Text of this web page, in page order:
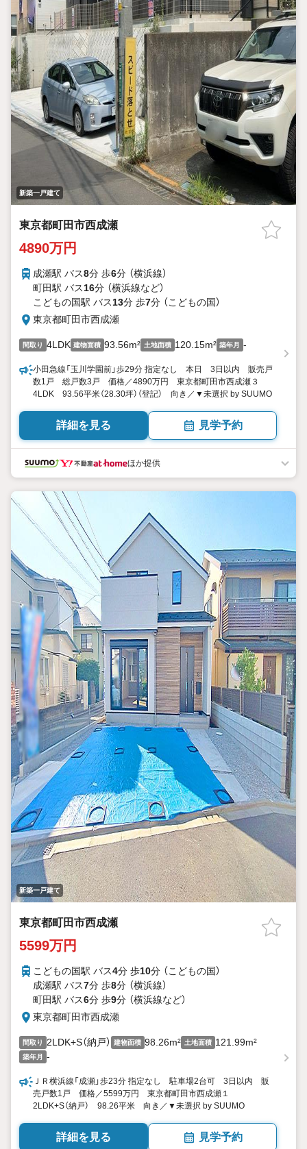
新築一戸建て
東京都町田市西成瀬
4890万円
成瀬駅 バス8分 歩6分 （横浜線）
町田駅 バス16分 （横浜線など）
こどもの国駅 バス13分 歩7分 （こどもの国）
東京都町田市西成瀬
間取り 4LDK 建物面積 93.56m² 土地面積 120.15m² 築年月 -
小田急線「玉川学園前」歩29分 指定なし 本日 3日以内 販売戸
数1戸 総戸数3戸 価格／4890万円 東京都町田市西成瀬３
4LDK 93.56平米（28.30坪）（登記） 向き／▼未選択 by SUUMO
詳細を見る 見学予約
ほか提供
新築一戸建て
東京都町田市西成瀬
5599万円
こどもの国駅 バス4分 歩10分 （こどもの国）
成瀬駅 バス7分 歩8分 （横浜線）
町田駅 バス6分 歩9分 （横浜線など）
東京都町田市西成瀬
間取り 2LDK+S（納戸） 建物面積 98.26m² 土地面積 121.99m²
築年月 -
ＪＲ横浜線「成瀬」歩23分 指定なし 駐車場2台可 3日以内 販
売戸数1戸 価格／5599万円 東京都町田市西成瀬１
2LDK+S（納戸） 98.26平米 向き／▼未選択 by SUUMO
詳細を見る 見学予約